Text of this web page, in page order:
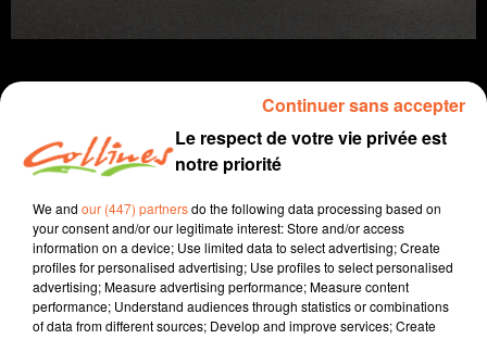
info
19 décembre 2025 - 14 min 53 sec
JOURNAL DU VENDREDI 19 DÉCEMBRE (SOIR)
Fabien Gazeau
L'info près de chez vous
Le respect de votre vie privée est
notre priorité
We and our (447) partnersdo the following data processing based on
your consent and/or our legitimate interest: Store and/or access
information on a device; Use limited data to select advertising; Create
profiles for personalised advertising; Use profiles to select personalised
advertising; Measure advertising performance; Measure content
performance; Understand audiences through statistics or combinations
of data from different sources; Develop and improve services; Create
Continuer sans accepter